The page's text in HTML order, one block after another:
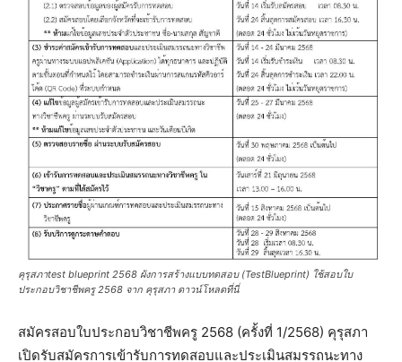
คุรุสภาtest blueprint 2568 ผังการสร้างแบบทดสอบ (TestBlueprint) ใช้สอบใบ
ประกอบวิชาชีพครู 2568 จาก คุรุสภา ดาวน์โหลดที่นี่
สมัครสอบใบประกอบวิชาชีพครู 2568 (ครั้งที่ 1/2568) คุรุสภา
เปิดรับสมัครการเข้ารับการทดสอบและประเมินสมรรถนะทาง